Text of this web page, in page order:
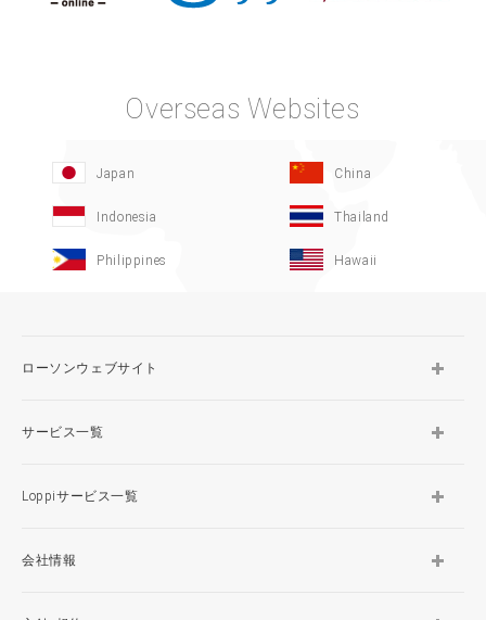
Overseas Websites
Japan China
Indonesia Thailand
Philippines Hawaii
ローソンウェブサイト
サービス一覧
Loppiサービス一覧
会社情報